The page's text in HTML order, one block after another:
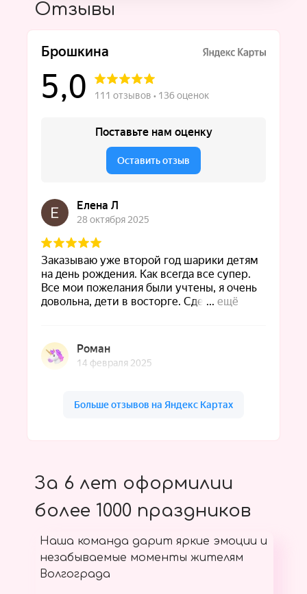
Отзывы
За 6 лет оформилии
более 1000 праздников
Наша команда дарит яркие эмоции и
незабываемые моменты жителям
Волгограда